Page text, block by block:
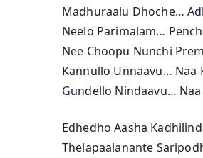
Madhuraalu Dhoche…
Neelo Parimalam…
Nee Choopu Nunchi
Kannullo Unnaavu… Naa
Gundello Nindaavu… Naa
Edhedho Aasha
Thelapaalanante